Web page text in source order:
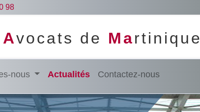
98
Avocats de Martinique
nous Actualités Contactez-nous